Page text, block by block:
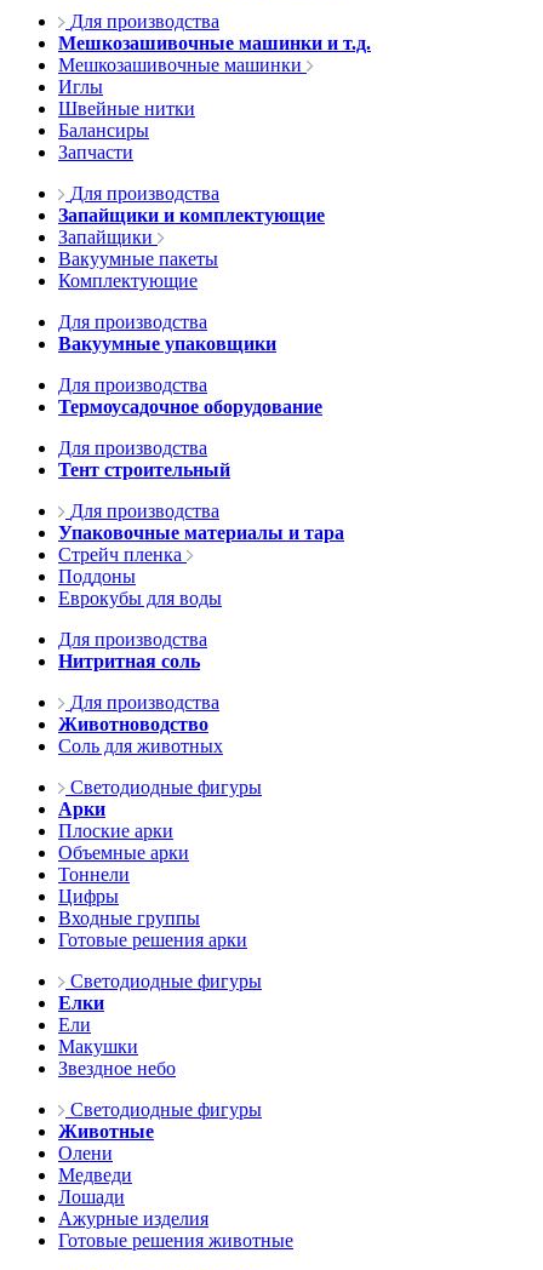
Для производства
Мешкозашивочные машинки и т.д.
Мешкозашивочные машинки
Иглы
Швейные нитки
Балансиры
Запчасти
Для производства
Запайщики и комплектующие
Запайщики
Вакуумные пакеты
Комплектующие
Для производства
Вакуумные упаковщики
Для производства
Термоусадочное оборудование
Для производства
Тент строительный
Для производства
Упаковочные материалы и тара
Стрейч пленка
Поддоны
Еврокубы для воды
Для производства
Нитритная соль
Для производства
Животноводство
Соль для животных
Светодиодные фигуры
Арки
Плоские арки
Объемные арки
Тоннели
Цифры
Входные группы
Готовые решения арки
Светодиодные фигуры
Елки
Ели
Макушки
Звездное небо
Светодиодные фигуры
Животные
Олени
Медведи
Лошади
Ажурные изделия
Готовые решения животные